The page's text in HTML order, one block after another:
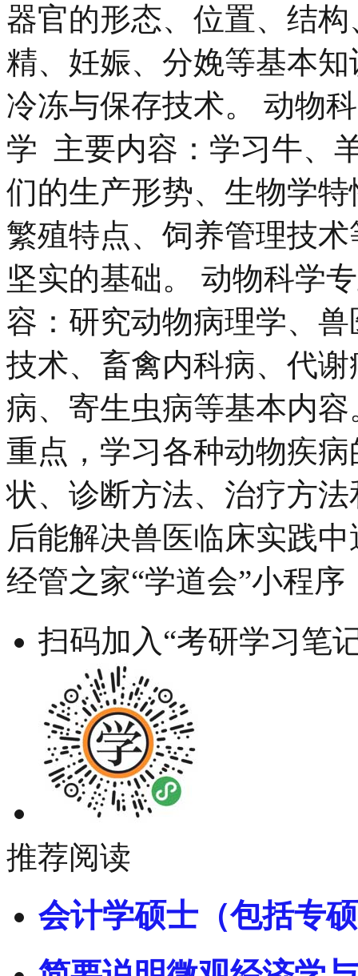
器官的形态、位置、结
精、妊娠、分娩等基本
冷冻与保存技术。 动物
学 主要内容：学习牛、
们的生产形势、生物学
繁殖特点、饲养管理技
坚实的基础。 动物科学
容：研究动物病理学、
技术、畜禽内科病、代
病、寄生虫病等基本内
重点，学习各种动物疾
状、诊断方法、治疗方
后能解决兽医临床实践
经管之家“学道会”小程序
扫码加入“考研学习笔
推荐阅读
会计学硕士（包括专